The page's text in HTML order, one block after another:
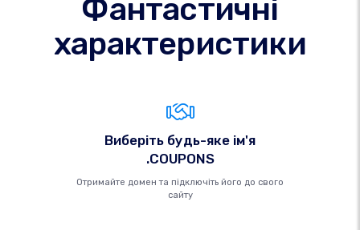
Фантастичні
характеристики
Виберіть будь-яке ім'я
.COUPONS
Отримайте домен та підключіть його до свого
сайту